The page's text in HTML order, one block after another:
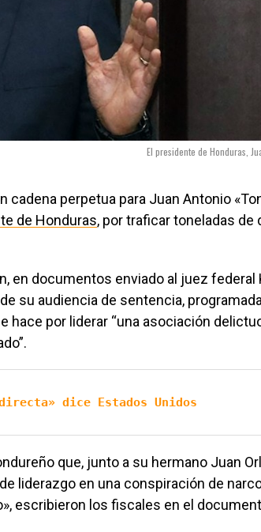
El presidente de Honduras,
perpetua para Juan Antonio
de Honduras, por traficar toneladas de
en documentos enviado al juez federal
su audiencia de sentencia,
hace por liderar “una asociación
dice Estados Unidos
que, junto a su hermano Juan
liderazgo en una conspiración de
escribieron los fiscales en el